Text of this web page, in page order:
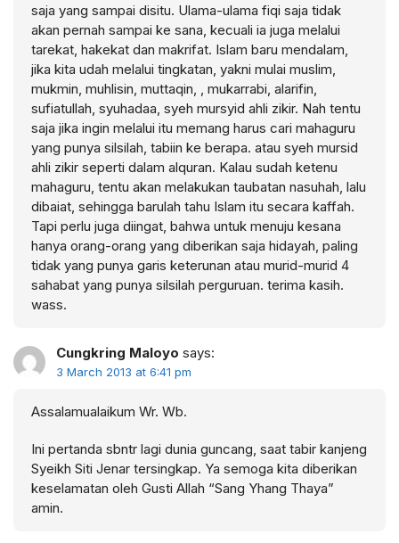
saja yang sampai disitu. Ulama-ulama fiqi saja tidak
akan pernah sampai ke sana, kecuali ia juga melalui
tarekat, hakekat dan makrifat. Islam baru mendalam,
jika kita udah melalui tingkatan, yakni mulai muslim,
mukmin, muhlisin, muttaqin, , mukarrabi, alarifin,
sufiatullah, syuhadaa, syeh mursyid ahli zikir. Nah tentu
saja jika ingin melalui itu memang harus cari mahaguru
yang punya silsilah, tabiin ke berapa. atau syeh mursid
ahli zikir seperti dalam alquran. Kalau sudah ketenu
mahaguru, tentu akan melakukan taubatan nasuhah, lalu
dibaiat, sehingga barulah tahu Islam itu secara kaffah.
Tapi perlu juga diingat, bahwa untuk menuju kesana
hanya orang-orang yang diberikan saja hidayah, paling
tidak yang punya garis keterunan atau murid-murid 4
sahabat yang punya silsilah perguruan. terima kasih.
wass.
Cungkring Maloyo says:
3 March 2013 at 6:41 pm
Assalamualaikum Wr. Wb.
Ini pertanda sbntr lagi dunia guncang, saat tabir kanjeng
Syeikh Siti Jenar tersingkap. Ya semoga kita diberikan
keselamatan oleh Gusti Allah “Sang Yhang Thaya”
amin.